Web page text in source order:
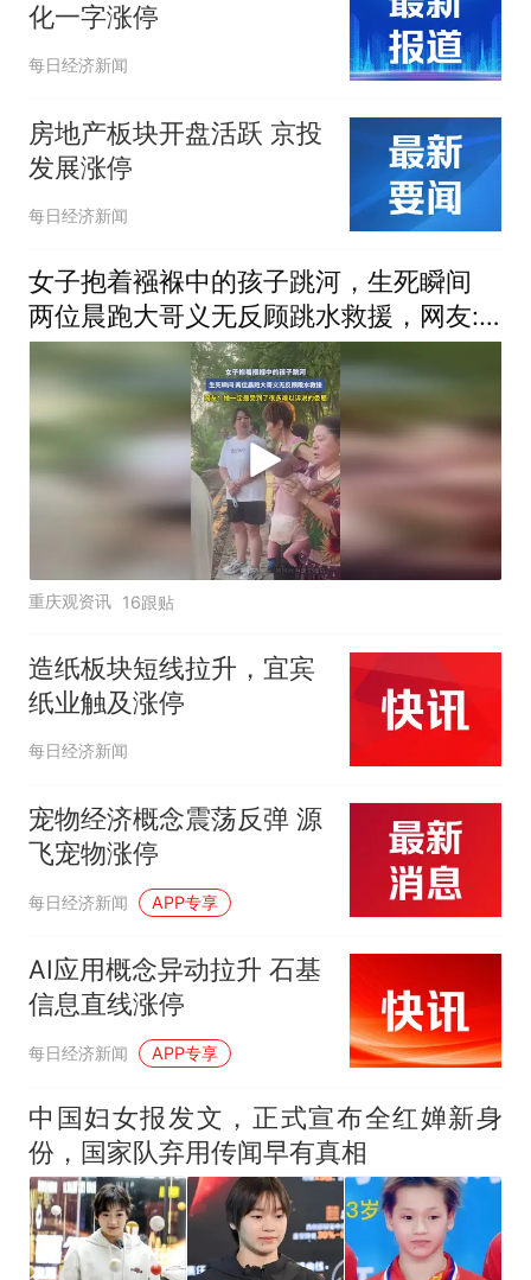
化一字涨停
每日经济新闻
房地产板块开盘活跃 京投
发展涨停
每日经济新闻
女子抱着襁褓中的孩子跳河，生死瞬间
两位晨跑大哥义无反顾跳水救援，网友:
她一定是受到了很多，难以诉说的委屈
重庆观资讯 16跟贴
造纸板块短线拉升，宜宾
纸业触及涨停
每日经济新闻
宠物经济概念震荡反弹 源
飞宠物涨停
每日经济新闻 APP专享
AI应用概念异动拉升 石基
信息直线涨停
每日经济新闻 APP专享
中国妇女报发文，正式宣布全红婵新身
份，国家队弃用传闻早有真相